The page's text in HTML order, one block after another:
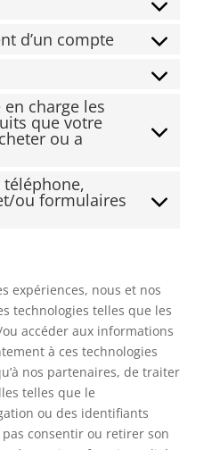
d’un compte
charge les
que votre
ou a
téléphone,
ou formulaires
expériences, nous et nos
technologies telles que les
accéder aux informations
à ces technologies
nos partenaires, de traiter
telles que le
ou des identifiants
consentir ou retirer son